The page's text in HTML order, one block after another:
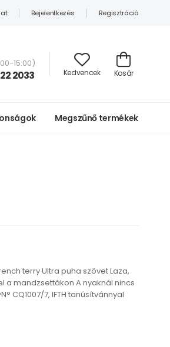
Bejelentkezés Regisztráció
15:00)
2033 Kedvencek Kosár
Megszűnő termékek
terry Ultra puha szövet Laza,
a mandzsettákon A nyaknál nincs
CQ1007/7, IFTH tanúsítvánnyal